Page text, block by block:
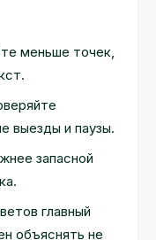
меньше точек,
выезды и паузы.
запасной
главный
объяснять не